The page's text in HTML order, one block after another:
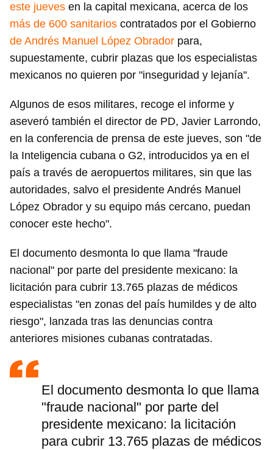
este jueves en la capital mexicana, acerca de los
más de 600 sanitarios contratados por el Gobierno
de Andrés Manuel López Obrador para,
supuestamente, cubrir plazas que los especialistas
mexicanos no quieren por "inseguridad y lejanía".
Algunos de esos militares, recoge el informe y
aseveró también el director de PD, Javier Larrondo,
en la conferencia de prensa de este jueves, son "de
la Inteligencia cubana o G2, introducidos ya en el
país a través de aeropuertos militares, sin que las
autoridades, salvo el presidente Andrés Manuel
López Obrador y su equipo más cercano, puedan
conocer este hecho".
El documento desmonta lo que llama "fraude
nacional" por parte del presidente mexicano: la
licitación para cubrir 13.765 plazas de médicos
especialistas "en zonas del país humildes y de alto
riesgo", lanzada tras las denuncias contra
anteriores misiones cubanas contratadas.
El documento desmonta lo que llama
"fraude nacional" por parte del
presidente mexicano: la licitación
para cubrir 13.765 plazas de médicos